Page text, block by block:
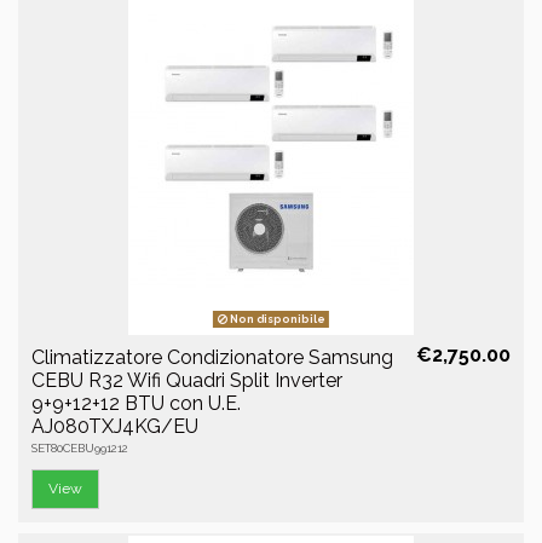
Non disponibile
Climatizzatore Condizionatore Samsung
CEBU R32 Wifi Quadri Split Inverter
9+9+12+12 BTU con U.E.
AJ080TXJ4KG/EU
SET80CEBU991212
€2,750.00
View